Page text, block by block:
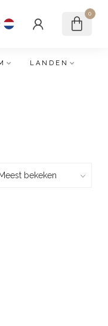
0
LANDEN